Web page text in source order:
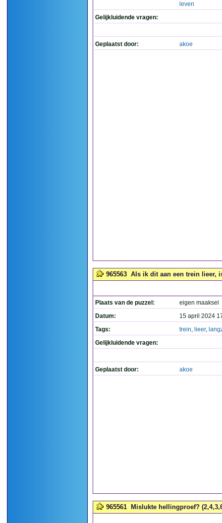
leven
Gelijkluidende vragen:
Geplaatst door: akoe
965563 Als ik dit aan een trein lieer,
Plaats van de puzzel:
eigen maaksel
Datum:
15 april 2024
Tags:
trein, lieer,
Gelijkluidende vragen:
Geplaatst door: akoe
965561 Mislukte hellingproef?